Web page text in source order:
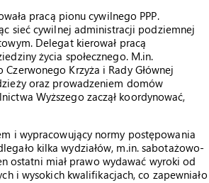
pracą pionu cywilnego PPP.
sieć cywilnej administracji podziemnej
Delegat kierował pracą
życia społecznego. M.in.
Krzyża i Rady Głównej
oraz prowadzeniem domów
Wyższego zaczął koordynować,
i wypracowujący normy postępowania
kilka wydziałów, m.in. sabotażowo-
ostatni miał prawo wydawać wyroki od
i wysokich kwalifikacjach, co zapewniało